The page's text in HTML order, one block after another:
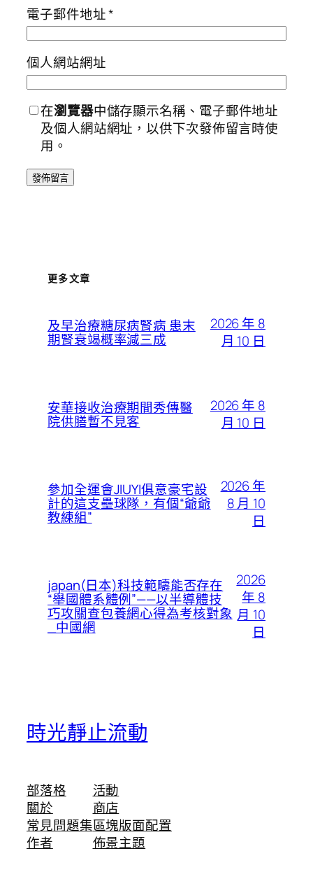
電子郵件地址*
個人網站網址
在瀏覽器中儲存顯示名稱、電子郵件地址
及個人網站網址，以供下次發佈留言時使
用。
更多文章
及早治療糖尿病腎病 患末
期腎衰竭概率減三成
2026 年 8
月 10 日
安華接收治療期間秀傳醫
院供膳暫不見客
2026 年 8
月 10 日
參加全運會JIUYI俱意豪宅設
計的這支壘球隊，有個“爺爺
教練組”
2026 年
8 月 10
日
japan(日本)科技範疇能否存在
“舉國體系體例”——以半導體技
巧攻關查包養網心得為考核對象
_中國網
2026
年 8
月 10
日
時光靜止流動
部落格
關於
常見問題集
作者
活動
商店
區塊版面配置
佈景主題